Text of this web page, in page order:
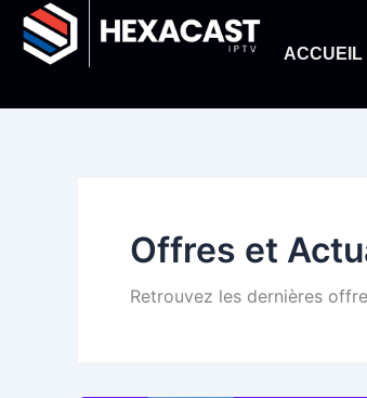
Aller
contenu
ACCUEIL
Offres et
Retrouvez les dernières